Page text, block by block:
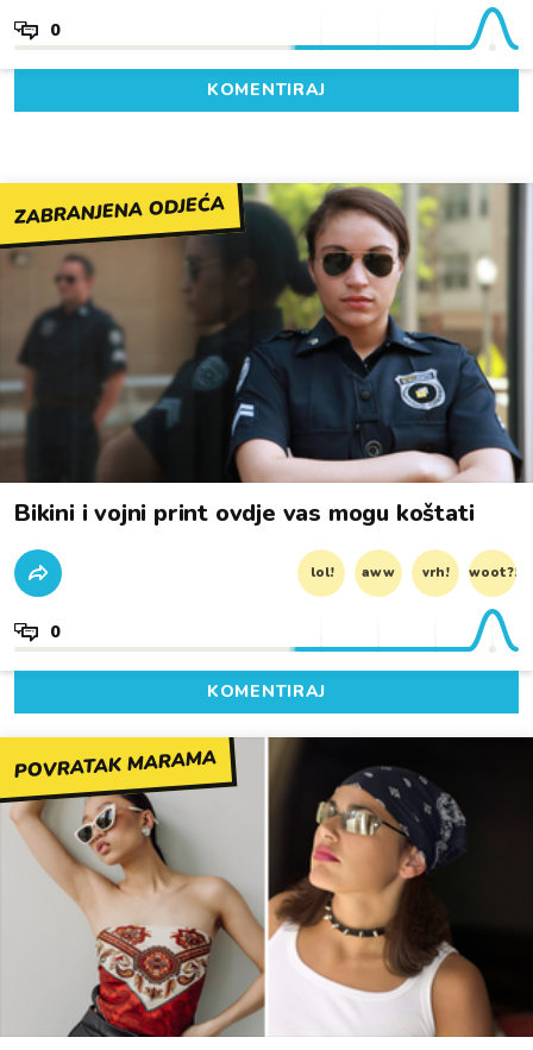
0
KOMENTIRAJ
ZABRANJENA ODJEĆA
Bikini i vojni print ovdje vas mogu koštati
lol! aww vrh! woot?!
0
KOMENTIRAJ
POVRATAK MARAMA